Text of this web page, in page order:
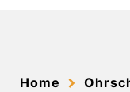
Home